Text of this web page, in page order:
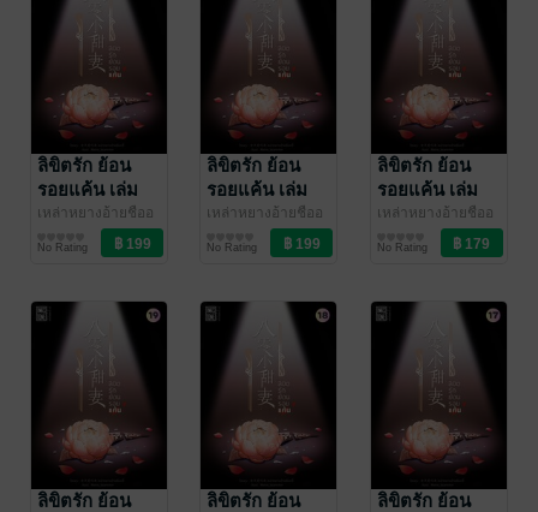
ลิขิตรัก ย้อน
รอยแค้น เล่ม
22
เหล่าหยางอ้ายชืออ
วี๋ (老羊爱吃鱼)/ Ink
Stone
No Rating
ลิขิตรัก ย้อน
รอยแค้น เล่ม
21
เหล่าหยางอ้ายชืออ
วี๋ (老羊爱吃鱼)/ Ink
Stone
No Rating
ลิขิตรัก ย้อน
รอยแค้น เล่ม
20
เหล่าหยางอ้ายชืออ
วี๋ (老羊爱吃鱼)/ Ink
Stone
No Rating
ลิขิตรัก ย้อน
ลิขิตรัก ย้อน
ลิขิตรัก ย้อน